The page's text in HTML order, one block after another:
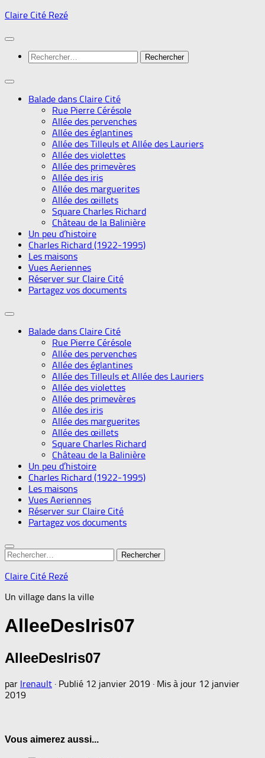
Skip
content
Claire Cité Rezé
Rechercher :
Balade dans Claire Cité
Rue Pierre Cérésole
Allée des pervenches
Allée des églantines
Allée des Tilleuls et Allée des Lauriers
Allée des violettes
Allée des primevères
Allée des iris
Allée des marguerites
Allée des œillets
Square Charles Richard
Château de la Balinière
Un peu d’histoire
Charles Richard (1922-1995)
Les maisons
Vues Aeriennes
Réserver sur Claire Cité
Partagez vos documents
Balade dans Claire Cité
Rue Pierre Cérésole
Allée des pervenches
Allée des églantines
Allée des Tilleuls et Allée des Lauriers
Allée des violettes
Allée des primevères
Allée des iris
Allée des marguerites
Allée des œillets
Square Charles Richard
Château de la Balinière
Un peu d’histoire
Charles Richard (1922-1995)
Les maisons
Vues Aeriennes
Réserver sur Claire Cité
Partagez vos documents
Rechercher :
Claire Cité Rezé
Un village dans la ville
AlleeDesIris07
AlleeDesIris07
par lrenault · Publié 12 janvier 2019 · Mis à jour 12 janvier
2019
Vous aimerez aussi...